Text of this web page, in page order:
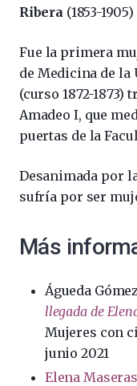
Ribera(1853-
Fue la primera
de Medicina de la
(curso 1872-
Amadeo I, que
puertas de la
Desanimada por
sufría por ser
Más
Águeda
llegada de
Mujeres con
junio 2021
Elena